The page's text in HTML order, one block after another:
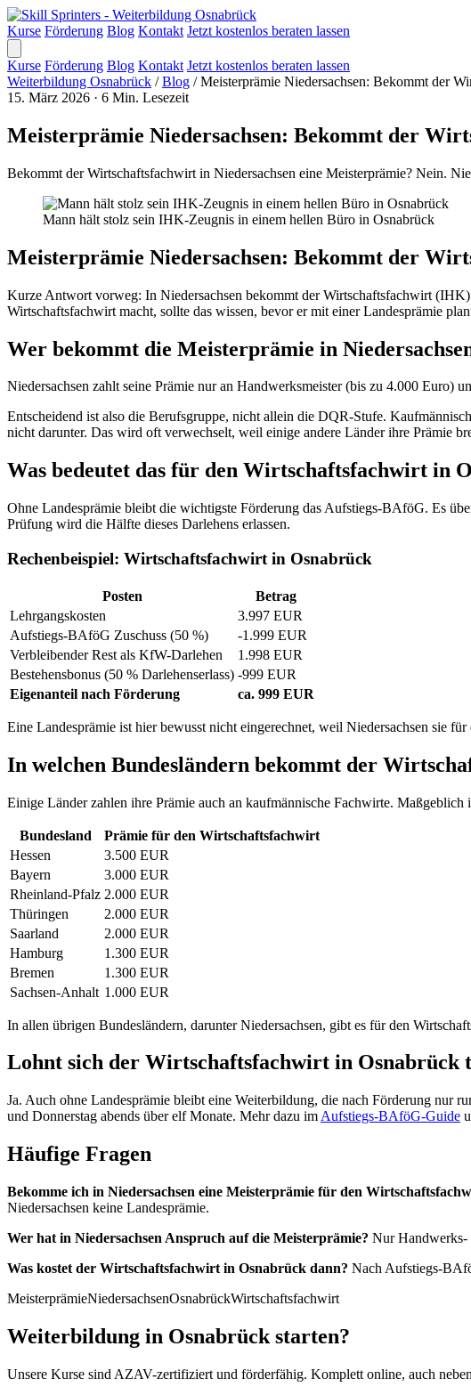
Kurse Förderung Blog Kontakt Jetzt kostenlos beraten lassen
Kurse Förderung Blog Kontakt Jetzt kostenlos beraten lassen
Weiterbildung Osnabrück / Blog / Meisterprämie Niedersachsen: Bekommt der
15. März 2026 · 6 Min. Lesezeit
Meisterprämie Niedersachsen: Bekommt der
Bekommt der Wirtschaftsfachwirt in Niedersachsen eine Meisterprämie? Nein.
Mann hält stolz sein IHK-Zeugnis in einem hellen Büro in Osnabrück
Meisterprämie Niedersachsen: Bekommt der
Kurze Antwort vorweg: In Niedersachsen bekommt der Wirtschaftsfachwirt
Wirtschaftsfachwirt macht, sollte das wissen, bevor er mit einer Landesprämie
Wer bekommt die Meisterprämie in
Niedersachsen zahlt seine Prämie nur an Handwerksmeister (bis zu 4.000
Entscheidend ist also die Berufsgruppe, nicht allein die DQR-Stufe.
nicht darunter. Das wird oft verwechselt, weil einige andere Länder ihre Prämie
Was bedeutet das für den Wirtschaftsfachwirt in
Ohne Landesprämie bleibt die wichtigste Förderung das Aufstiegs-BAföG. Es
Prüfung wird die Hälfte dieses Darlehens erlassen.
Rechenbeispiel: Wirtschaftsfachwirt in Osnabrück
Posten
Betrag
Lehrgangskosten
3.997 EUR
Aufstiegs-BAföG Zuschuss (50 %)
-1.999 EUR
Verbleibender Rest als KfW-Darlehen
1.998 EUR
Bestehensbonus (50 % Darlehenserlass) -999 EUR
Eigenanteil nach Förderung
ca. 999 EUR
Eine Landesprämie ist hier bewusst nicht eingerechnet, weil Niedersachsen sie
In welchen Bundesländern bekommt der
Einige Länder zahlen ihre Prämie auch an kaufmännische Fachwirte.
Bundesland
Prämie für den Wirtschaftsfachwirt
Hessen
3.500 EUR
Bayern
3.000 EUR
Rheinland-Pfalz 2.000 EUR
Thüringen
2.000 EUR
Saarland
2.000 EUR
Hamburg
1.300 EUR
Bremen
1.300 EUR
Sachsen-Anhalt 1.000 EUR
In allen übrigen Bundesländern, darunter Niedersachsen, gibt es für den
Lohnt sich der Wirtschaftsfachwirt in Osnabrück
Ja. Auch ohne Landesprämie bleibt eine Weiterbildung, die nach Förderung nur
und Donnerstag abends über elf Monate. Mehr dazu im Aufstiegs-BAföG-Guide
Häufige Fragen
Bekomme ich in Niedersachsen eine Meisterprämie für den
Niedersachsen keine Landesprämie.
Wer hat in Niedersachsen Anspruch auf die Meisterprämie? Nur Handwerks-
Was kostet der Wirtschaftsfachwirt in Osnabrück dann? Nach Aufstiegs-
MeisterprämieNiedersachsenOsnabrückWirtschaftsfachwirt
Weiterbildung in Osnabrück starten?
Unsere Kurse sind AZAV-zertifiziert und förderfähig. Komplett online, auch